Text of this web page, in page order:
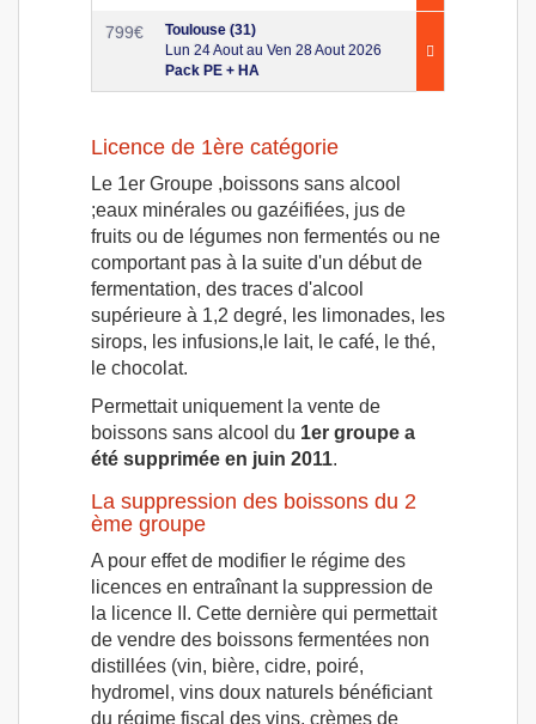
799€
Toulouse (31)
Lun 24 Aout au Ven 28 Aout 2026
Pack PE + HA
Licence de 1ère catégorie
Le 1er Groupe ,boissons sans alcool
;eaux minérales ou gazéifiées, jus de
fruits ou de légumes non fermentés ou ne
comportant pas à la suite d'un début de
fermentation, des traces d'alcool
supérieure à 1,2 degré, les limonades, les
sirops, les infusions,le lait, le café, le thé,
le chocolat.
Permettait uniquement la vente de
boissons sans alcool du 1er groupe a
été supprimée en juin 2011.
La suppression des boissons du 2
ème groupe
A pour effet de modifier le régime des
licences en entraînant la suppression de
la licence II. Cette dernière qui permettait
de vendre des boissons fermentées non
distillées (vin, bière, cidre, poiré,
hydromel, vins doux naturels bénéficiant
du régime fiscal des vins, crèmes de